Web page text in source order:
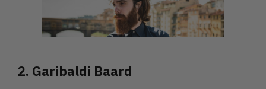
2. Garibaldi Baard